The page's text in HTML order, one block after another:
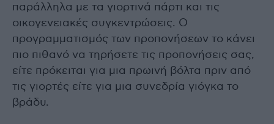
παράλληλα με τα γιορτινά πάρτι και τις
οικογενειακές συγκεντρώσεις. Ο
προγραμματισμός των προπονήσεων το κάνει
πιο πιθανό να τηρήσετε τις προπονήσεις σας,
είτε πρόκειται για μια πρωινή βόλτα πριν από
τις γιορτές είτε για μια συνεδρία γιόγκα το
βράδυ.